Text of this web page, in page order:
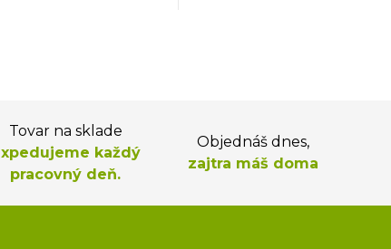
Tovar na sklade
každý
pracovný deň.
Objednáš dnes,
zajtra máš doma